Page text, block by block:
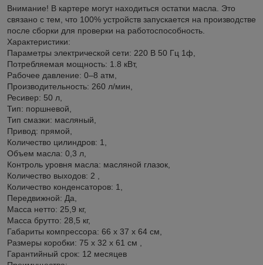
Внимание! В картере могут находиться остатки масла. Это
связано с тем, что 100% устройств запускается на производстве
после сборки для проверки на работоспособность.
Характеристики:
Параметры электрической сети: 220 В 50 Гц 1ф,
Потребляемая мощность: 1.8 кВт,
Рабочее давление: 0–8 атм,
Производительность: 260 л/мин,
Ресивер: 50 л,
Тип: поршневой,
Тип смазки: масляный,
Привод: прямой,
Количество цилиндров: 1,
Объем масла: 0,3 л,
Контроль уровня масла: масляной глазок,
Количество выxодов: 2 ,
Количество конденсаторов: 1,
Передвижной: Да,
Масса нетто: 25,9 кг,
Масса брутто: 28,5 кг,
Габариты компрессора: 66 x 37 x 64 см,
Размеры коробки: 75 x 32 x 61 см ,
Гарантийный срок: 12 месяцев